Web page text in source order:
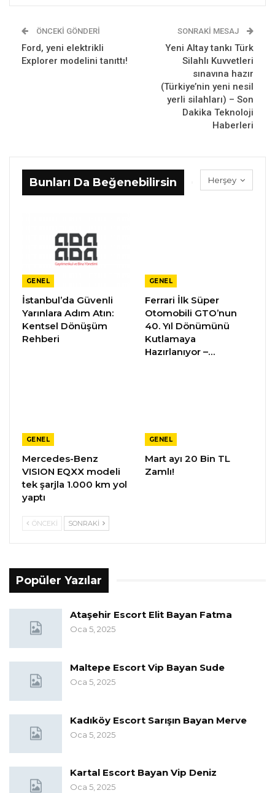
ÖNCEKI GÖNDERI
Ford, yeni elektrikli
Explorer modelini tanıttı!
SONRAKI MESAJ
Yeni Altay tankı Türk
Silahlı Kuvvetleri
sınavına hazır
(Türkiye’nin yeni nesil
yerli silahları) – Son
Dakika Teknoloji
Haberleri
Herşey
Bunları Da Beğenebilirsin
GENEL
İstanbul’da Güvenli
Yarınlara Adım Atın:
Kentsel Dönüşüm
Rehberi
GENEL
Ferrari İlk Süper
Otomobili GTO’nun
40. Yıl Dönümünü
Kutlamaya
Hazırlanıyor –…
GENEL
Mercedes-Benz
VISION EQXX modeli
tek şarjla 1.000 km yol
yaptı
GENEL
Mart ayı 20 Bin TL
Zamlı!
ÖNCEKI SONRAKI
Popüler Yazılar
Ataşehir Escort Elit Bayan Fatma
Oca 5, 2025
Maltepe Escort Vip Bayan Sude
Oca 5, 2025
Kadıköy Escort Sarışın Bayan Merve
Oca 5, 2025
Kartal Escort Bayan Vip Deniz
Oca 5, 2025